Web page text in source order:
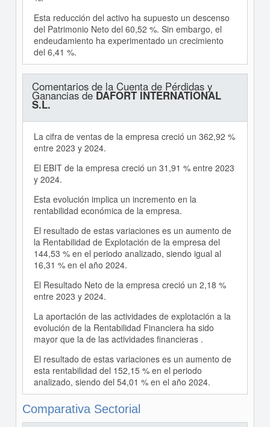
Esta reducción del activo ha supuesto un descenso
del Patrimonio Neto del 60,52 %. Sin embargo, el
endeudamiento ha experimentado un crecimiento
del 6,41 %.
Comentarios de la Cuenta de Pérdidas y
Ganancias deDAFORT INTERNATIONAL
S.L.
La cifra de ventas de la empresa creció un 362,92 %
entre 2023 y 2024.
El EBIT de la empresa creció un 31,91 % entre 2023
y 2024.
Esta evolución implica un incremento en la
rentabilidad económica de la empresa.
El resultado de estas variaciones es un aumento de
la Rentabilidad de Explotación de la empresa del
144,53 % en el periodo analizado, siendo igual al
16,31 % en el año 2024.
El Resultado Neto de la empresa creció un 2,18 %
entre 2023 y 2024.
La aportación de las actividades de explotación a la
evolución de la Rentabilidad Financiera ha sido
mayor que la de las actividades financieras .
El resultado de estas variaciones es un aumento de
esta rentabilidad del 152,15 % en el periodo
analizado, siendo del 54,01 % en el año 2024.
Comparativa Sectorial